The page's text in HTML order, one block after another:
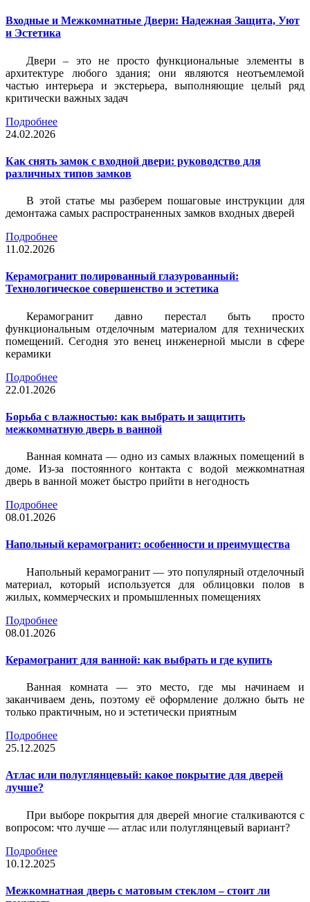
Входные и Межкомнатные Двери: Надежная Защита, Уют
и Эстетика
Двери – это не просто функциональные элементы в
архитектуре любого здания; они являются неотъемлемой
частью интерьера и экстерьера, выполняющие целый ряд
критически важных задач
Подробнее
24.02.2026
Как снять замок с входной двери: руководство для
различных типов замков
В этой статье мы разберем пошаговые инструкции для
демонтажа самых распространенных замков входных дверей
Подробнее
11.02.2026
Керамогранит полированный глазурованный:
Технологическое совершенство и эстетика
Керамогранит давно перестал быть просто
функциональным отделочным материалом для технических
помещений. Сегодня это венец инженерной мысли в сфере
керамики
Подробнее
22.01.2026
Борьба с влажностью: как выбрать и защитить
межкомнатную дверь в ванной
Ванная комната — одно из самых влажных помещений в
доме. Из-за постоянного контакта с водой межкомнатная
дверь в ванной может быстро прийти в негодность
Подробнее
08.01.2026
Напольный керамогранит: особенности и преимущества
Напольный керамогранит — это популярный отделочный
материал, который используется для облицовки полов в
жилых, коммерческих и промышленных помещениях
Подробнее
08.01.2026
Керамогранит для ванной: как выбрать и где купить
Ванная комната — это место, где мы начинаем и
заканчиваем день, поэтому её оформление должно быть не
только практичным, но и эстетически приятным
Подробнее
25.12.2025
Атлас или полуглянцевый: какое покрытие для дверей
лучше?
При выборе покрытия для дверей многие сталкиваются с
вопросом: что лучше — атлас или полуглянцевый вариант?
Подробнее
10.12.2025
Межкомнатная дверь с матовым стеклом – стоит ли